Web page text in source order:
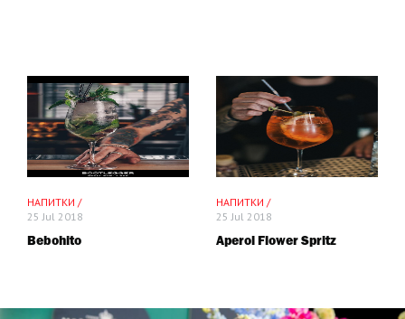
НАПИТКИ /
25 Jul 2018
Bebohito
НАПИТКИ /
25 Jul 2018
Aperol Flower Spritz